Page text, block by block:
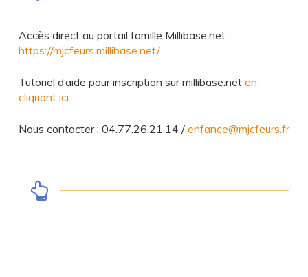
Accès direct au portail famille Millibase.net :
https://mjcfeurs.millibase.net/
Tutoriel d’aide pour inscription sur millibase.net en
cliquant ici
Nous contacter : 04.77.26.21.14 / enfance@mjcfeurs.fr